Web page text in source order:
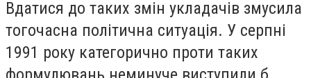
Вдатися до таких змін укладачів змусила
тогочасна політична ситуація. У серпні
1991 року категорично проти таких